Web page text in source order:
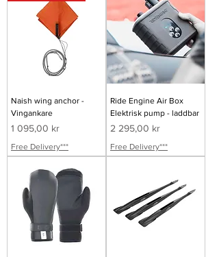
Naish wing anchor -
Vingankare
Pris
1 095,00 kr
Free Delivery***
Ride Engine Air Box
Elektrisk pump - laddbar
Pris
2 295,00 kr
Free Delivery***